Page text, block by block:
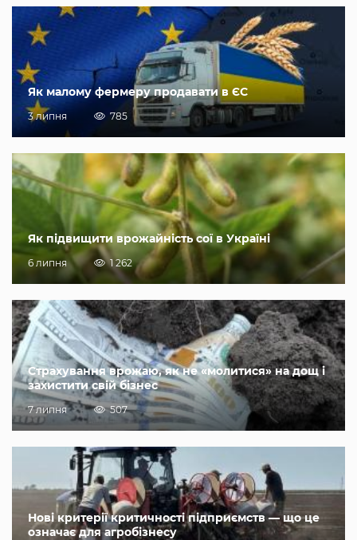
Як малому фермеру продавати в ЄС
3 липня 785
Як підвищити врожайність сої в Україні
6 липня 1 262
Страхування врожаю, як не «молитися» на дощ і
захистити свій бізнес
7 липня 507
Нові критерії критичності підприємств — що це
означає для агробізнесу